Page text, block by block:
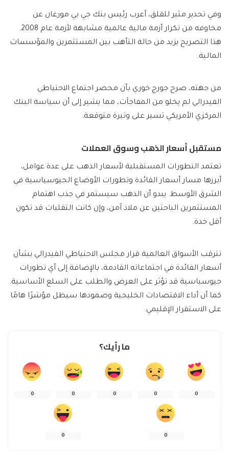
وفي تحذير مثير للقلق، أعرب رئيس بنك جي بي مورغان عن
مخاوفه من تكرار أزمة مالية عالمية مشابهة لأزمة عام 2008.
هذا التصريح يزيد من حالة التأهب بين المستثمرين والمؤسسات
المالية.
من جهته، صرح جورج خوري بأن محضر اجتماع الاحتياطي
الفيدرالي لم يخلو من المفاجآت، مما يشير إلى أن سياسة البنك
المركزي الأمريكي تسير على وتيرة متوقعة.
مستقبل أسعار الذهب وسوق العملات
تعتمد التطورات المستقبلية لأسعار الذهب على عدة عوامل،
أبرزها مسار أسعار الفائدة وتطورات الأوضاع الجيوسياسية في
الشرق الأوسط. يبدو أن الذهب سيستمر في جذب اهتمام
المستثمرين الباحثين عن ملاذ آمن، وإن كانت التقلبات قد تكون
أقل حدة.
تترقب الأسواق العالمية قرار مجلس الاحتياطي الفيدرالي بشأن
أسعار الفائدة في اجتماعاته القادمة، بالإضافة إلى أي تطورات
جيوسياسية قد تؤثر على العرض والطلب على السلع الأساسية.
كما أن أداء الاقتصادات الخليجية وصمودها سيظل مؤشرًا هامًا
على الاستقرار الإقليمي.
ما رأيك؟
0
0
0
0
0
0
0